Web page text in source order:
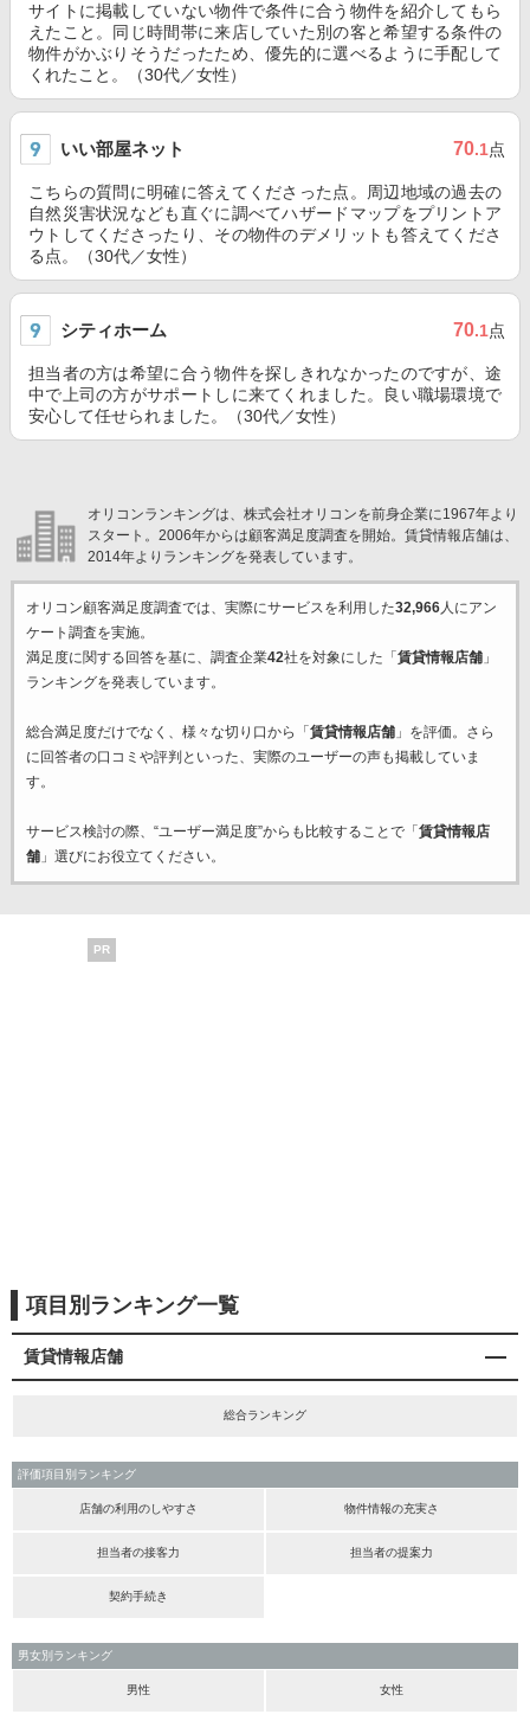
サイトに掲載していない物件で条件に合う物件を紹介してもら
えたこと。同じ時間帯に来店していた別の客と希望する条件の
物件がかぶりそうだったため、優先的に選べるように手配して
くれたこと。（30代／女性）
いい部屋ネット 70.1点
こちらの質問に明確に答えてくださった点。周辺地域の過去の
自然災害状況なども直ぐに調べてハザードマップをプリントア
ウトしてくださったり、その物件のデメリットも答えてくださ
る点。（30代／女性）
シティホーム 70.1点
担当者の方は希望に合う物件を探しきれなかったのですが、途
中で上司の方がサポートしに来てくれました。良い職場環境で
安心して任せられました。（30代／女性）
オリコンランキングは、株式会社オリコンを前身企業に1967年より
スタート。2006年からは顧客満足度調査を開始。賃貸情報店舗は、
2014年よりランキングを発表しています。
オリコン顧客満足度調査では、実際にサービスを利用した32,966人にアン
ケート調査を実施。
満足度に関する回答を基に、調査企業42社を対象にした「 賃貸情報店舗」
ランキングを発表しています。
総合満足度だけでなく、様々な切り口から「 賃貸情報店舗」を評価。さら
に回答者の口コミや評判といった、実際のユーザーの声も掲載していま
す。
サービス検討の際、“ユーザー満足度”からも比較することで「 賃貸情報店
舗」選びにお役立てください。
PR
項目別ランキング一覧
賃貸情報店舗
総合ランキング
評価項目別ランキング
店舗の利用のしやすさ 物件情報の充実さ
担当者の接客力 担当者の提案力
契約手続き
男女別ランキング
男性 女性